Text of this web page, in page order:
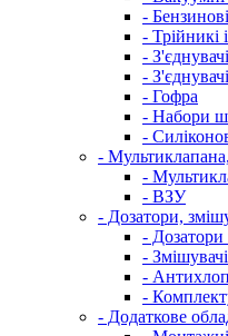
-
- Трійникі
-
-
- Гофра
- Набори
-
-
-
- ВЗУ
- Дозатори,
- Дозатори
-
-
-
- Додаткове